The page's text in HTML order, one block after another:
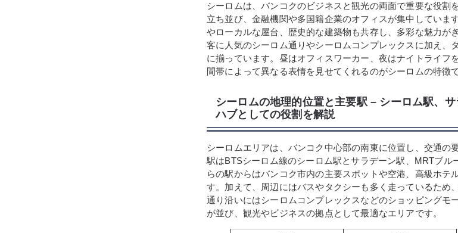
シーロムは、バンコクのビジネスと観光の両面で重要な役割
立ち並び、金融機関や多国籍企業のオフィスが集中していま
やローカルな屋台、歴史的な建築物も共存し、多彩な魅力が
客に人気のシーロム通りやシーロムコンプレックスに加え、
に揃っています。昼はオフィスワーカー、夜はナイトライフ
間帯によって異なる表情を見せてくれるのがシーロムの特徴で
シーロムの地理的位置と主要駅 – シーロム駅、
ハブとしての役割を解説
シーロムエリアは、バンコク中心部の南東に位置し、交通の
駅はBTSシーロム線のシーロム駅とサラデーン駅、MRTブル
らの駅からはバンコク市内の主要スポットや空港、高級ホテ
す。加えて、周辺にはバスやタクシーも多く走っているため
通り沿いにはシーロムコンプレックスなどのショッピングモ
が並び、観光やビジネスの拠点として最適なエリアです。